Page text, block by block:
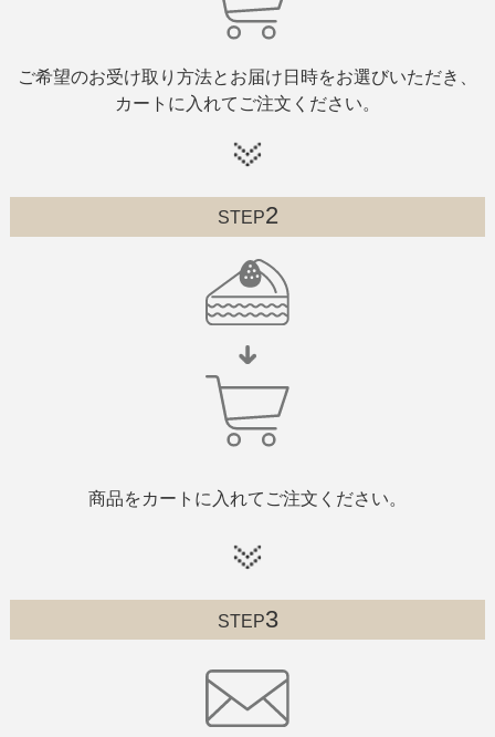
ご希望のお受け取り方法とお届け日時をお選びいただき、
カートに入れてご注文ください。
STEP2
商品をカートに入れてご注文ください。
STEP3